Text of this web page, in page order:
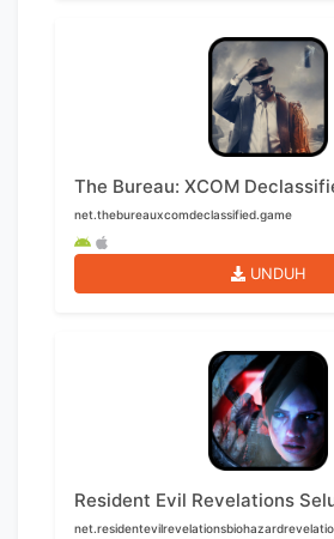
The Bureau: XCOM
net.thebureauxcomdeclassified.game
UNDUH
Resident Evil Revelations